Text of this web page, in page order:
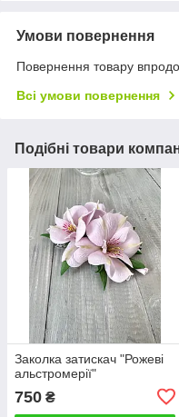
Умови повернення
Повернення товару
Всі умови повернення
Подібні товари
Заколка затискач "Рожеві
альстромерії"
750 ₴